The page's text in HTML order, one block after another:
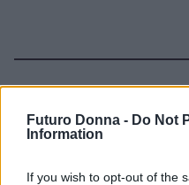
Futuro Donna - Do Not
Information
If you wish to opt-out of the
Continua a
TEEN NEWS